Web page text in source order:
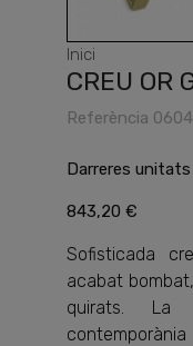
Inici
CREU OR
Referència
Darreres
843,20 €
Sofisticada
acabat
quirats.